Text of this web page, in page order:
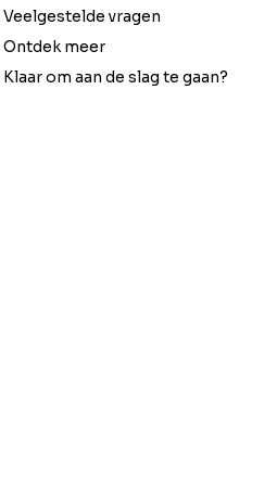
Veelgestelde vragen
Ontdek meer
Klaar om aan de slag te gaan?